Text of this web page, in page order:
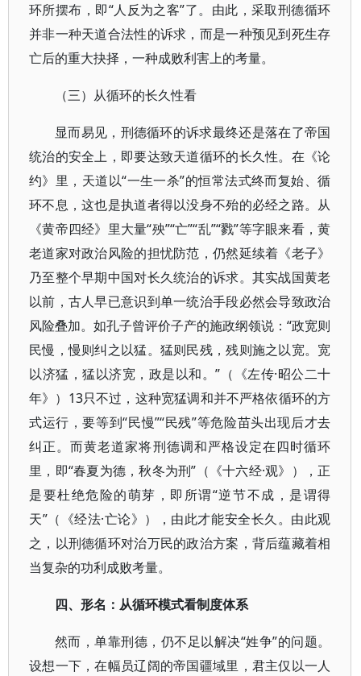
环所摆布，即“人反为之客”了。由此，采取刑德循环
并非一种天道合法性的诉求，而是一种预见到死生存
亡后的重大抉择，一种成败利害上的考量。
（三）从循环的长久性看
显而易见，刑德循环的诉求最终还是落在了帝国
统治的安全上，即要达致天道循环的长久性。在《论
约》里，天道以“一生一杀”的恒常法式终而复始、循
环不息，这也是执道者得以没身不殆的必经之路。从
《黄帝四经》里大量“殃”“亡”“乱”“戮”等字眼来看，黄
老道家对政治风险的担忧防范，仍然延续着《老子》
乃至整个早期中国对长久统治的诉求。其实战国黄老
以前，古人早已意识到单一统治手段必然会导致政治
风险叠加。如孔子曾评价子产的施政纲领说：“政宽则
民慢，慢则纠之以猛。猛则民残，残则施之以宽。宽
以济猛，猛以济宽，政是以和。”（《左传·昭公二十
年》）13只不过，这种宽猛调和并不严格依循环的方
式运行，要等到“民慢”“民残”等危险苗头出现后才去
纠正。而黄老道家将刑德调和严格设定在四时循环
里，即“春夏为德，秋冬为刑”（《十六经·观》），正
是要杜绝危险的萌芽，即所谓“逆节不成，是谓得
天”（《经法·亡论》），由此才能安全长久。由此观
之，以刑德循环对治万民的政治方案，背后蕴藏着相
当复杂的功利成败考量。
四、形名：从循环模式看制度体系
然而，单靠刑德，仍不足以解决“姓争”的问题。
设想一下，在幅员辽阔的帝国疆域里，君主仅以一人